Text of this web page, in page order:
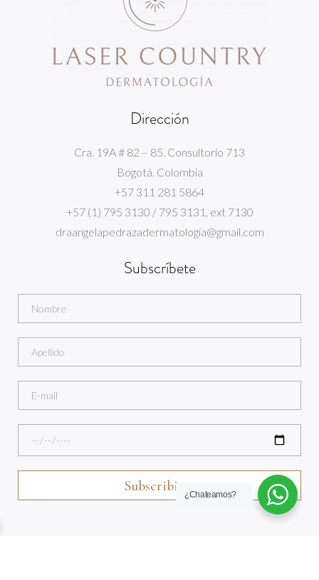
Dirección
Cra. 19A # 82 – 85. Consultorio 713
Bogotá. Colombia
+57 311 281 5864
+57 (1) 795 3130 / 795 3131, ext 7130
draangelapedrazadermatologia@gmail.com
Subscríbete
¿Chateamos?